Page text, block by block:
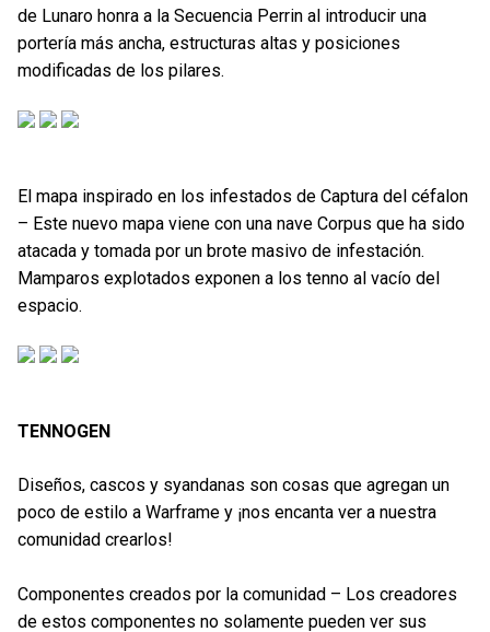
de Lunaro honra a la Secuencia Perrin al introducir una
portería más ancha, estructuras altas y posiciones
modificadas de los pilares.
El mapa inspirado en los infestados de Captura del céfalon
– Este nuevo mapa viene con una nave Corpus que ha sido
atacada y tomada por un brote masivo de infestación.
Mamparos explotados exponen a los tenno al vacío del
espacio.
TENNOGEN
Diseños, cascos y syandanas son cosas que agregan un
poco de estilo a Warframe y ¡nos encanta ver a nuestra
comunidad crearlos!
Componentes creados por la comunidad – Los creadores
de estos componentes no solamente pueden ver sus